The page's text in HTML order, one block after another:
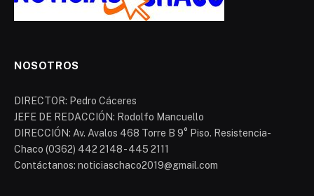
NOSOTROS
DIRECTOR: Pedro Cáceres
JEFE DE REDACCIÓN: Rodolfo Mancuello
DIRECCIÓN: Av. Avalos 468 Torre B 9° Piso. Resistencia-
Chaco (0362) 442 2148 - 445 2111
Contáctanos: noticiaschaco2019@gmail.com